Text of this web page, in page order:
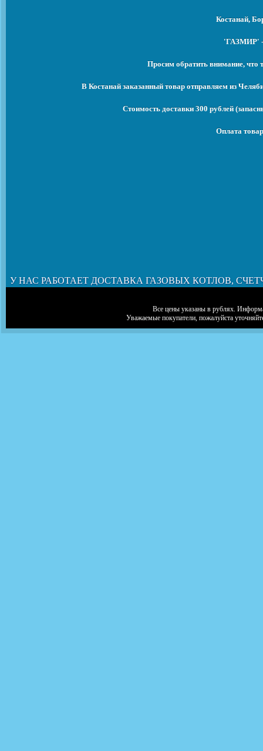
Костанай,
'ГАЗМИР' -
Просим обратить внимание, что
В Костанай заказанный товар отправляем из
Стоимость доставки 300 рублей
Оплата
У НАС РАБОТАЕТ ДОСТАВКА ГАЗОВЫХ КОТЛОВ,
Все цены указаны в рублях.
Уважаемые покупатели, пожалуйста